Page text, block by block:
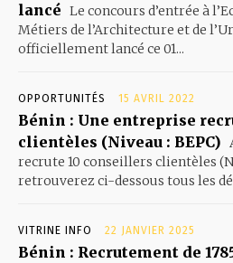
lancé Le concours d’entrée à
Métiers de l’Architecture et de
officiellement lancé ce 01...
OPPORTUNITÉS 15 AVRIL 2022
Bénin : Une entreprise
clientèles (Niveau : BEPC)
recrute 10 conseillers clientèles
retrouverez ci-dessous tous les
VITRINE INFO 22 JANVIER 2025
Bénin : Recrutement de